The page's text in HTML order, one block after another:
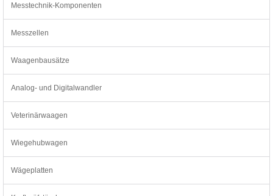
Messtechnik-Komponenten
Messzellen
Waagenbausätze
Analog- und Digitalwandler
Veterinärwaagen
Wiegehubwagen
Wägeplatten